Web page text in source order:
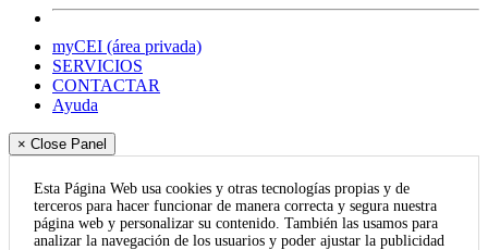
myCEI (área privada)
SERVICIOS
CONTACTAR
Ayuda
× Close Panel
Esta Página Web usa cookies y otras tecnologías propias y de
terceros para hacer funcionar de manera correcta y segura nuestra
página web y personalizar su contenido. También las usamos para
analizar la navegación de los usuarios y poder ajustar la publicidad